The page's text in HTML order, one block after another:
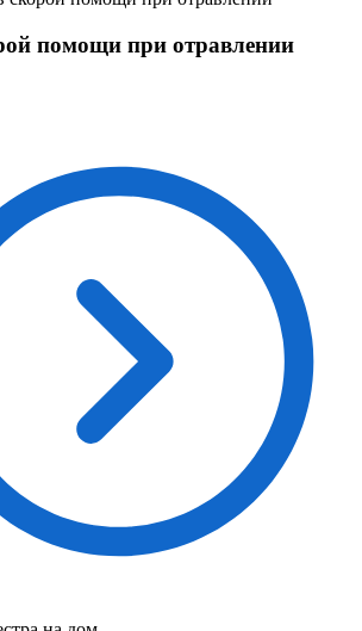
помощи при отравлении